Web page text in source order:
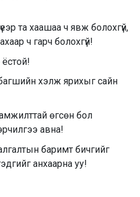
та хаашаа ч явж болохгүй,
ч гарч болохгүй!
хэлж ярихыг сайн
өгсөн бол
авна!
баримт бичгийг
анхаарна уу!